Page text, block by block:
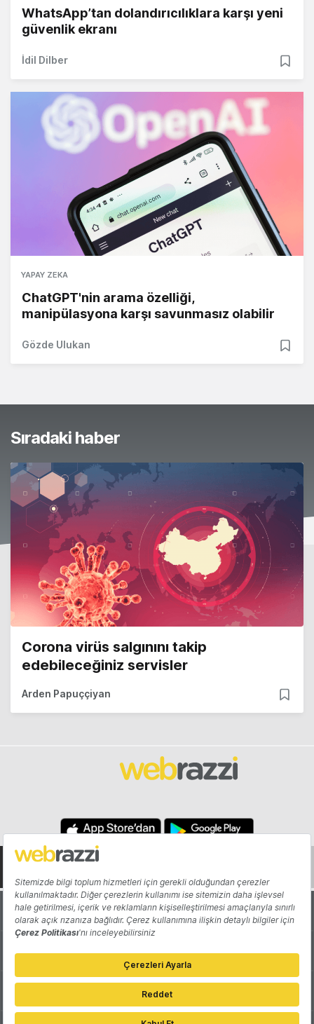
WhatsApp’tan dolandırıcılıklara karşı yeni
güvenlik ekranı
İdil Dilber
YAPAY ZEKA
ChatGPT'nin arama özelliği,
manipülasyona karşı savunmasız olabilir
Gözde Ulukan
Sıradaki haber
Corona virüs salgınını takip
edebileceğiniz servisler
Arden Papuççiyan
Hakkında Yazarlar
Katkıda Bulun Reklam